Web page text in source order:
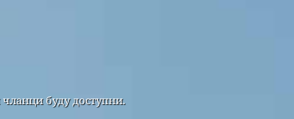
буду доступни.